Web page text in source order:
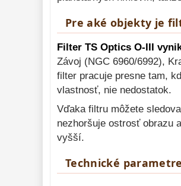
Lupy 69
Literatúra
Darčekové
poukazy
28
Pre aké objekty je
Filter TS Optics O-III
Závoj (NGC 6960/6992),
filter pracuje presne tam,
vlastnosť, nie nedostatok.
Vďaka filtru môžete
nezhoršuje ostrosť obrazu
vyšší.
Technické parametre